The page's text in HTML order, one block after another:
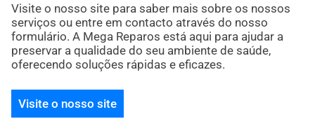
Visite o nosso site para saber mais sobre os nossos
serviços ou entre em contacto através do nosso
formulário. A Mega Reparos está aqui para ajudar a
preservar a qualidade do seu ambiente de saúde,
oferecendo soluções rápidas e eficazes.
Visite o nosso site